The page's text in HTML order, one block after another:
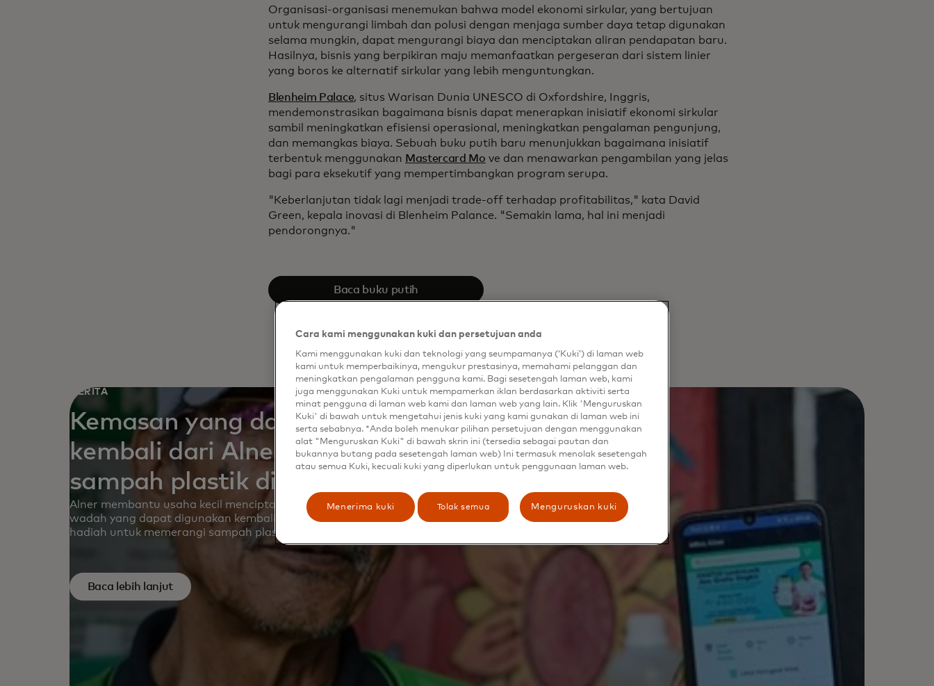
Organisasi-organisasi menemukan bahwa model ekonomi sirkular, yang bertujuan
untuk mengurangi limbah dan polusi dengan menjaga sumber daya tetap digunakan
selama mungkin, dapat mengurangi biaya dan menciptakan aliran pendapatan baru.
Hasilnya, bisnis yang berpikiran maju memanfaatkan pergeseran dari sistem linier
yang boros ke alternatif sirkular yang lebih menguntungkan.
Blenheim Palace, situs Warisan Dunia UNESCO di Oxfordshire, Inggris,
mendemonstrasikan bagaimana bisnis dapat menerapkan inisiatif ekonomi sirkular
sambil meningkatkan efisiensi operasional, meningkatkan pengalaman pengunjung,
dan memangkas biaya. Sebuah buku putih baru menunjukkan bagaimana inisiatif
terbentuk menggunakan Mastercard Mo ve dan menawarkan pengambilan yang jelas
bagi para eksekutif yang mempertimbangkan program serupa.
"Keberlanjutan tidak lagi menjadi trade-off terhadap profitabilitas," kata David
Green, kepala inovasi di Blenheim Palance. "Semakin lama, hal ini menjadi
pendorongnya."
Baca buku putih
CERITA
Kemasan yang dapat digunakan
kembali dari Alner memerangi
sampah plastik di Indonesia
Alner membantu usaha kecil menciptakan rantai pasokan tanpa limbah dengan
wadah yang dapat digunakan kembali, aplikasi seluler, dan sistem setoran-
hadiah untuk memerangi sampah plastik di ritel.
Baca lebih lanjut
Cara kami menggunakan kuki dan persetujuan anda
Kami menggunakan kuki dan teknologi yang seumpamanya (‘Kuki’) di laman web
kami untuk memperbaikinya, mengukur prestasinya, memahami pelanggan dan
meningkatkan pengalaman pengguna kami. Bagi sesetengah laman web, kami
juga menggunakan Kuki untuk mempamerkan iklan berdasarkan aktiviti serta
minat pengguna di laman web kami dan laman web yang lain. Klik 'Menguruskan
Kuki' di bawah untuk mengetahui jenis kuki yang kami gunakan di laman web ini
serta sebabnya. *Anda boleh menukar pilihan persetujuan dengan menggunakan
alat "Menguruskan Kuki" di bawah skrin ini (tersedia sebagai pautan dan
bukannya butang pada sesetengah laman web) Ini termasuk menolak sesetengah
atau semua Kuki, kecuali kuki yang diperlukan untuk penggunaan laman web.
Menerima kuki Tolak semua Menguruskan kuki